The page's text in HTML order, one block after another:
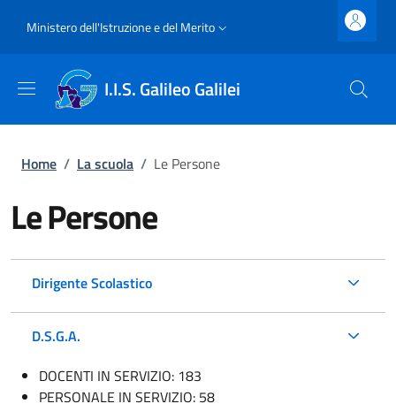
Slim top
Ministero dell'Istruzione e del Merito
I.I.S. Galileo Galilei
Briciole di pane
Home / La scuola / Le Persone
Le Persone
Dirigente Scolastico
D.S.G.A.
DOCENTI IN SERVIZIO: 183
PERSONALE IN SERVIZIO: 58